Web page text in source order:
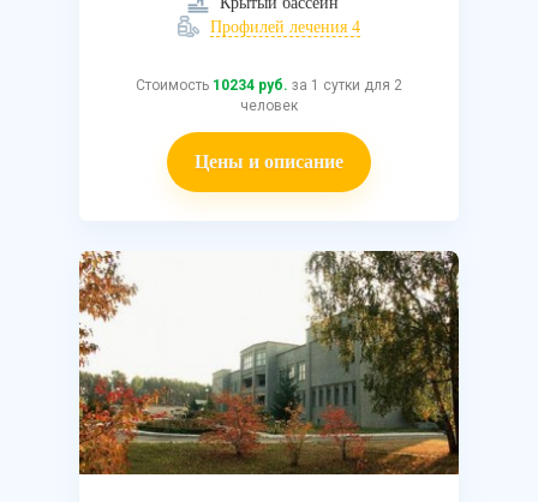
Профилей лечения 4
Стоимость 10234 руб. за 1 сутки для 2
человек
Цены и описание